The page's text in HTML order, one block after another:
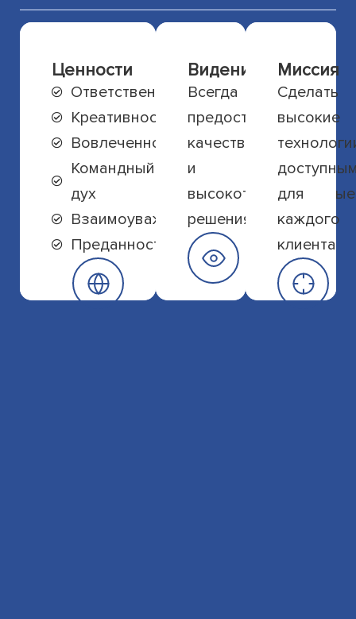
Ценности
Ответственность
Креативность
Вовлеченность
Командный
дух
Взаимоуважение
Преданность
Видение
Всегда
предоставлять
качественные
и
высокотехнологичные
решения
Миссия
Сделать
высокие
для
каждого
клиента